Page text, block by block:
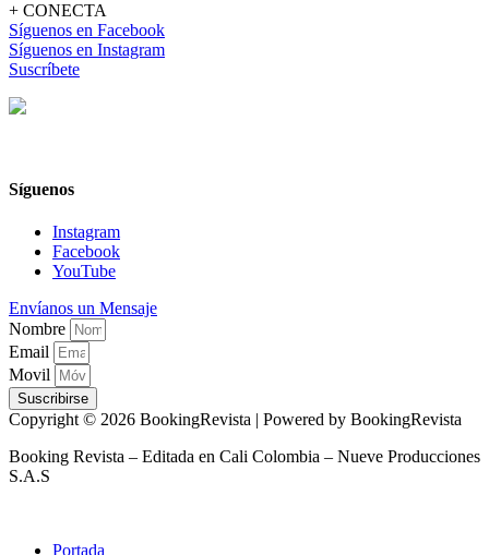
+ CONECTA
Síguenos en Facebook
Síguenos en Instagram
Suscríbete
Síguenos
Instagram
Facebook
YouTube
Envíanos un Mensaje
Nombre
Email
Movil
Suscribirse
Copyright © 2026 BookingRevista | Powered by BookingRevista
Booking Revista – Editada en Cali Colombia – Nueve Producciones
S.A.S
Portada